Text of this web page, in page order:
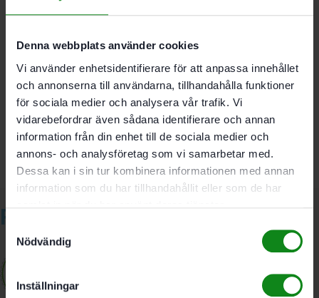
Denna webbplats använder cookies
Vi använder enhetsidentifierare för att anpassa innehållet
och annonserna till användarna, tillhandahålla funktioner
för sociala medier och analysera vår trafik. Vi
vidarebefordrar även sådana identifierare och annan
information från din enhet till de sociala medier och
annons- och analysföretag som vi samarbetar med.
Dessa kan i sin tur kombinera informationen med annan
information som du har tillhandahållit eller som de har
Nödvändig
Inställningar
För anslutning på sugsidan (elverktyg eller
Det finns inga recensioner än.
Bli först med att recensera ”Festool
Anslutningsadapter D 36/32 DM-AS”
Du måste varainloggadför att skriva en recension.
Relaterade produkter